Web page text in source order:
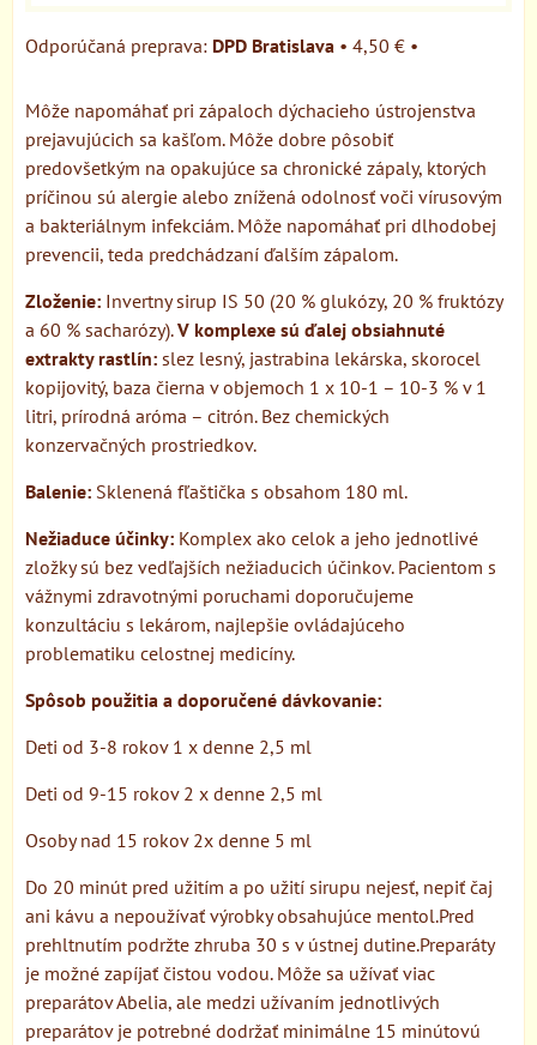
DPD Bratislava • 4,50 € •
Môže napomáhať pri zápaloch dýchacieho ústrojenstva
prejavujúcich sa kašľom. Môže dobre pôsobiť
predovšetkým na opakujúce sa chronické zápaly, ktorých
príčinou sú alergie alebo znížená odolnosť voči vírusovým
a bakteriálnym infekciám. Môže napomáhať pri dlhodobej
prevencii, teda predchádzaní ďalším zápalom.
Zloženie: Invertny sirup IS 50 (20 % glukózy, 20 % fruktózy
a 60 % sacharózy).V komplexe sú ďalej obsiahnuté
extrakty rastlín: slez lesný, jastrabina lekárska, skorocel
kopijovitý, baza čierna v objemoch 1 x 10-1 – 10-3 % v 1
litri, prírodná aróma – citrón. Bez chemických
konzervačných prostriedkov.
Balenie: Sklenená fľaštička s obsahom 180 ml.
Nežiaduce účinky: Komplex ako celok a jeho jednotlivé
zložky sú bez vedľajších nežiaducich účinkov. Pacientom s
vážnymi zdravotnými poruchami doporučujeme
konzultáciu s lekárom, najlepšie ovládajúceho
problematiku celostnej medicíny.
Spôsob použitia a doporučené dávkovanie:
Deti od 3-8 rokov 1 x denne 2,5 ml
Deti od 9-15 rokov 2 x denne 2,5 ml
Osoby nad 15 rokov 2x denne 5 ml
Do 20 minút pred užitím a po užití sirupu nejesť, nepiť čaj
ani kávu a nepoužívať výrobky obsahujúce mentol.Pred
prehltnutím podržte zhruba 30 s v ústnej dutine.Preparáty
je možné zapíjať čistou vodou. Môže sa užívať viac
preparátov Abelia, ale medzi užívaním jednotlivých
preparátov je potrebné dodržať minimálne 15 minútovú